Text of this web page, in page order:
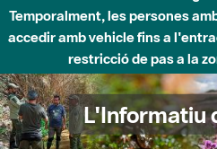
L'Informatiu